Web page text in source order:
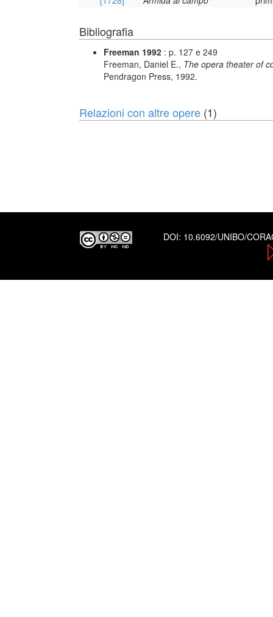
Bibliografia
Freeman 1992 : p. 127 e 249
Freeman, Daniel E., The opera theater of
Pendragon Press, 1992.
Relazioni con altre opere (1)
DOI: 10.6092/UNIBO/